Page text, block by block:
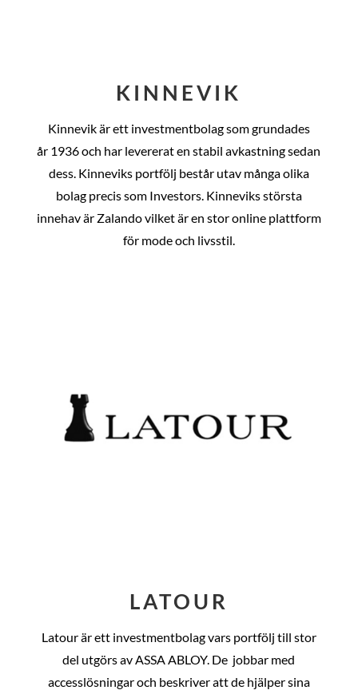
KINNEVIK
Kinnevik är ett investmentbolag som grundades
år 1936 och har levererat en stabil avkastning sedan
dess. Kinneviks portfölj består utav många olika
bolag precis som Investors. Kinneviks största
innehav är Zalando vilket är en stor online plattform
för mode och livsstil.
LATOUR
Latour är ett investmentbolag vars portfölj till stor
del utgörs av ASSA ABLOY. De jobbar med
accesslösningar och beskriver att de hjälper sina